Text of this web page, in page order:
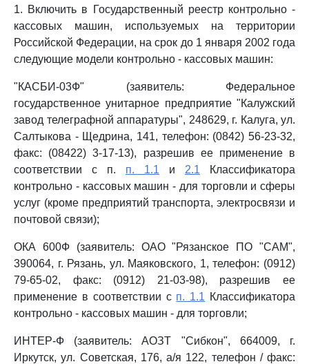
1. Включить в Государственный реестр контрольно -
кассовых машин, используемых на территории
Российской Федерации, на срок до 1 января 2002 года
следующие модели контрольно - кассовых машин:
"КАСБИ-03Ф" (заявитель: Федеральное
государственное унитарное предприятие "Калужский
завод телеграфной аппаратуры", 248629, г. Калуга, ул.
Салтыкова - Щедрина, 141, телефон: (0842) 56-23-32,
факс: (08422) 3-17-13), разрешив ее применение в
соответствии с п. п. 1.1 и 2.1 Классификатора
контрольно - кассовых машин - для торговли и сферы
услуг (кроме предприятий транспорта, электросвязи и
почтовой связи);
ОКА 600Ф (заявитель: ОАО "Рязанское ПО "САМ",
390064, г. Рязань, ул. Маяковского, 1, телефон: (0912)
79-65-02, факс: (0912) 21-03-98), разрешив ее
применение в соответствии с п. 1.1 Классификатора
контрольно - кассовых машин - для торговли;
ИНТЕР-Ф (заявитель: АОЗТ "Сибкон", 664009, г.
Иркутск, ул. Советская, 176, а/я 122, телефон / факс: